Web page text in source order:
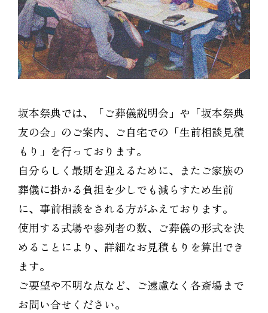
坂本祭典では、「ご葬儀説明会」や「坂本祭典
友の会」のご案内、ご自宅での「生前相談見積
もり」を行っております。
自分らしく最期を迎えるために、またご家族の
葬儀に掛かる負担を少しでも減らすため生前
に、事前相談をされる方がふえております。
使用する式場や参列者の数、ご葬儀の形式を決
めることにより、詳細なお見積もりを算出でき
ます。
ご要望や不明な点など、ご遠慮なく各斎場まで
お問い合せください。